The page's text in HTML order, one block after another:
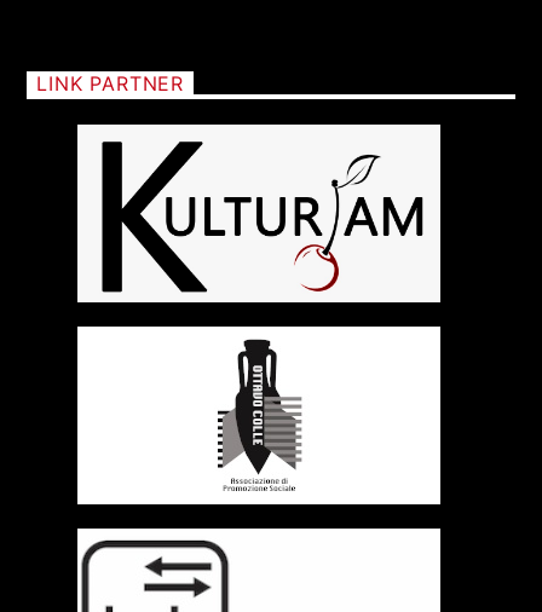
LINK PARTNER